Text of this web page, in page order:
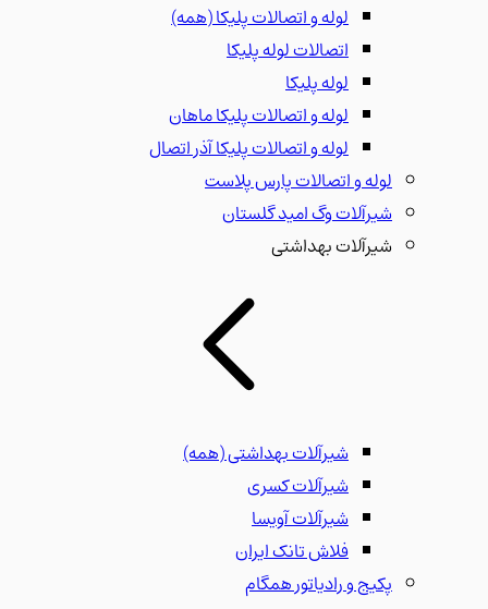
لوله و اتصالات پلیکا(همه)
اتصالات لوله پلیکا
لوله پلیکا
لوله و اتصالات پلیکا ماهان
لوله و اتصالات پلیکا آذر اتصال
لوله و اتصالات پارس پلاست
شیرآلات وگ امید گلستان
شیرآلات بهداشتی
شیرآلات بهداشتی(همه)
شیرآلات کسری
شیرآلات آویسا
فلاش تانک ایران
پکیج و رادیاتور همگام